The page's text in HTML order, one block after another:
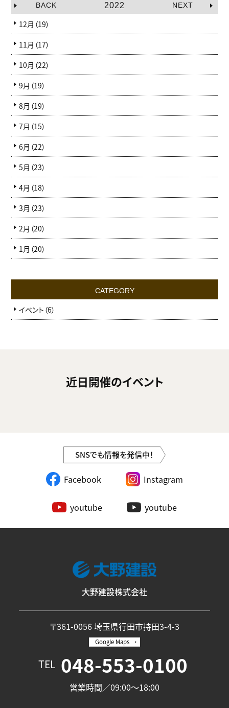
BACK 2022 NEXT
12月（19）
11月（17）
10月（22）
9月（19）
8月（19）
7月（15）
6月（22）
5月（23）
4月（18）
3月（23）
2月（20）
1月（20）
CATEGORY
イベント（6）
近日開催のイベント
SNSでも情報を発信中！
Facebook Instagram
youtube youtube
大野建設株式会社
〒361-0056 埼玉県行田市持田3-4-3
Google Maps
TEL 048-553-0100
営業時間／09:00〜18:00